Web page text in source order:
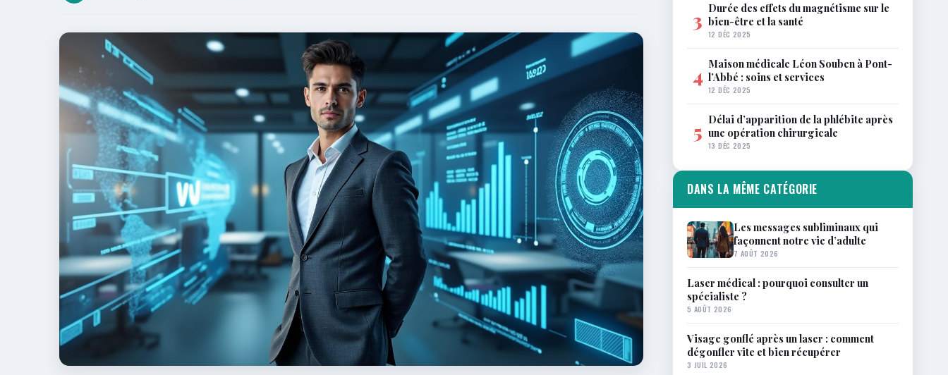
3 Durée des effets du magnétisme sur le
bien-être et la santé
12 DÉC 2025
4 Maison médicale Léon Souben à Pont-
l’Abbé : soins et services
12 DÉC 2025
5 Délai d’apparition de la phlébite après
une opération chirurgicale
13 DÉC 2025
DANS LA MÊME CATÉGORIE
Les messages subliminaux qui
façonnent notre vie d’adulte
7 AOÛT 2026
Laser médical : pourquoi consulter un
spécialiste ?
5 AOÛT 2026
Visage gonflé après un laser : comment
dégonfler vite et bien récupérer
3 JUIL 2026